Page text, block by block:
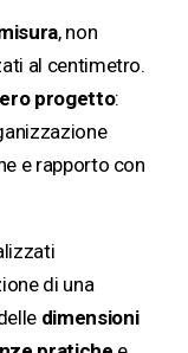
, non
al centimetro.
progetto:
e rapporto con
di una
dimensioni